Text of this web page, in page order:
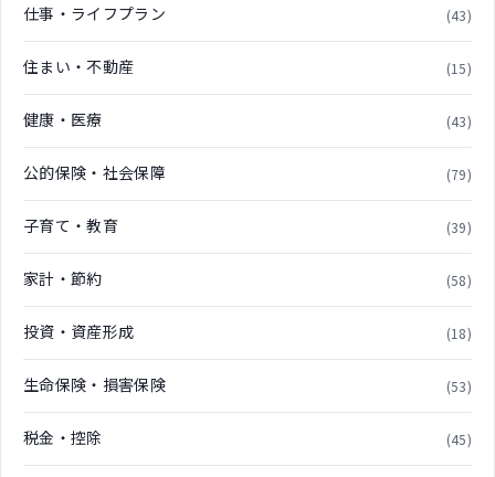
仕事・ライフプラン (43)
住まい・不動産 (15)
健康・医療 (43)
公的保険・社会保障 (79)
子育て・教育 (39)
家計・節約 (58)
投資・資産形成 (18)
生命保険・損害保険 (53)
税金・控除 (45)